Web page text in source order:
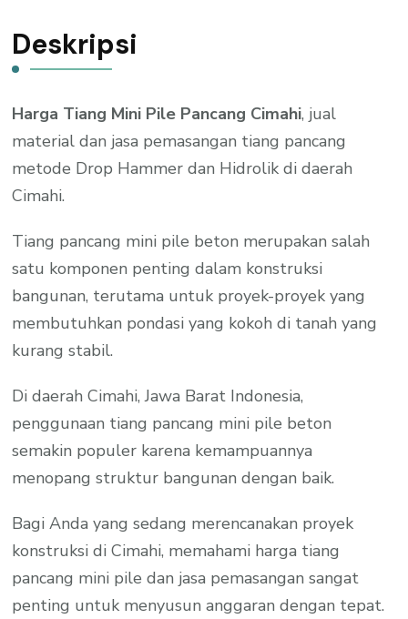
Deskripsi
Harga Tiang Mini Pile Pancang Cimahi, jual
material dan jasa pemasangan tiang pancang
metode Drop Hammer dan Hidrolik di daerah
Cimahi.
Tiang pancang mini pile beton merupakan salah
satu komponen penting dalam konstruksi
bangunan, terutama untuk proyek-proyek yang
membutuhkan pondasi yang kokoh di tanah yang
kurang stabil.
Di daerah Cimahi, Jawa Barat Indonesia,
penggunaan tiang pancang mini pile beton
semakin populer karena kemampuannya
menopang struktur bangunan dengan baik.
Bagi Anda yang sedang merencanakan proyek
konstruksi di Cimahi, memahami harga tiang
pancang mini pile dan jasa pemasangan sangat
penting untuk menyusun anggaran dengan tepat.